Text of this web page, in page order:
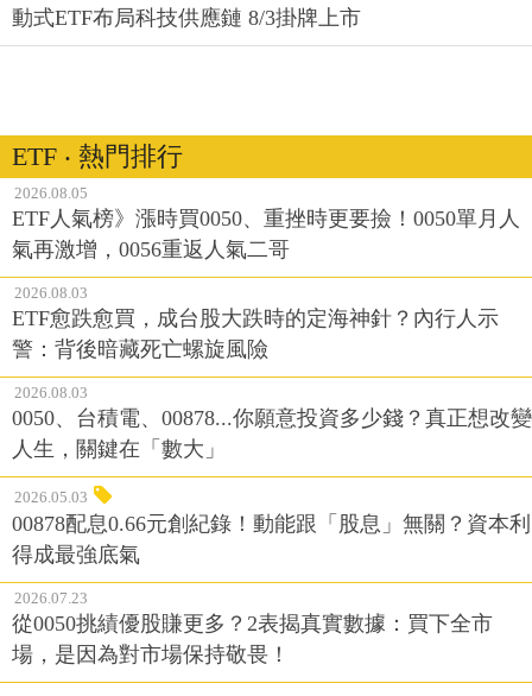
動式ETF布局科技供應鏈 8/3掛牌上市
ETF ‧ 熱門排行
2026.08.05
ETF人氣榜》漲時買0050、重挫時更要撿！0050單月人
氣再激增，0056重返人氣二哥
2026.08.03
ETF愈跌愈買，成台股大跌時的定海神針？內行人示
警：背後暗藏死亡螺旋風險
2026.08.03
0050、台積電、00878...你願意投資多少錢？真正想改變
人生，關鍵在「數大」
2026.05.03
00878配息0.66元創紀錄！動能跟「股息」無關？資本利
得成最強底氣
2026.07.23
從0050挑績優股賺更多？2表揭真實數據：買下全市
場，是因為對市場保持敬畏！